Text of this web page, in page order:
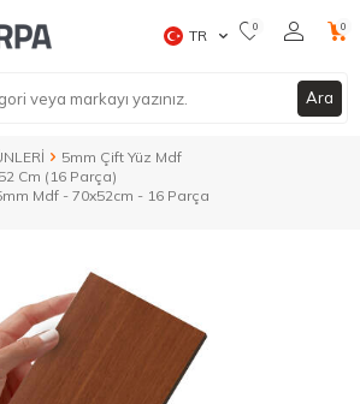
Ara
TR 0 0
5mm Çift Yüz Mdf
Cm (16 Parça)
Mdf - 70x52cm - 16 Parça